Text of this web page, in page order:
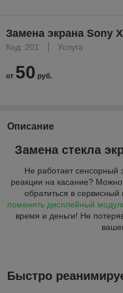
Замена экрана Sony
Код: 201 Услуга
от 50 руб.
Описание
Замена стекла
Не работает сенсорный
реакции на касание?
обратиться в
поменять дисплейный
время и деньги! Не
Быстро